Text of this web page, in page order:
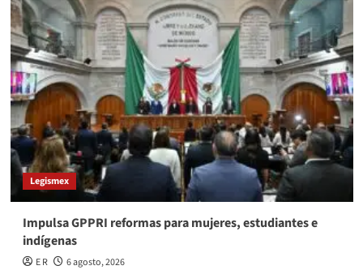
Legismex
Impulsa GPPRI reformas para mujeres, estudiantes e
indígenas
E R 6 agosto, 2026